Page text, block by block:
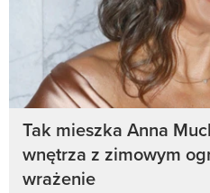
Tak mieszka Anna
wnętrza z zimowym
wrażenie